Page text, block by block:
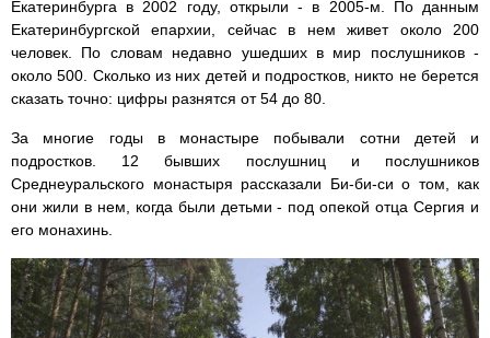
Екатеринбурга в 2002 году, открыли - в 2005-м. По данным
Екатеринбургской епархии, сейчас в нем живет около 200
человек. По словам недавно ушедших в мир послушников -
около 500. Сколько из них детей и подростков, никто не берется
сказать точно: цифры разнятся от 54 до 80.
За многие годы в монастыре побывали сотни детей и
подростков. 12 бывших послушниц и послушников
Среднеуральского монастыря рассказали Би-би-си о том, как
они жили в нем, когда были детьми - под опекой отца Сергия и
его монахинь.